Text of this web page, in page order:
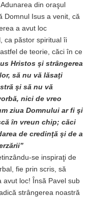
din oraşul
Domnul Isus a venit, că
a avut loc
ca păstor spiritual îi
de teorie, căci în ce
Hristos şi strângerea
să nu vă lăsaţi
şi să nu vă
nici de vreo
ziua Domnului ar fi şi
în vreun chip; căci
de credinţă şi de a
se inspiraţi de
fie prin scris, să
avut loc! Însă Pavel sub
strângerea noastră